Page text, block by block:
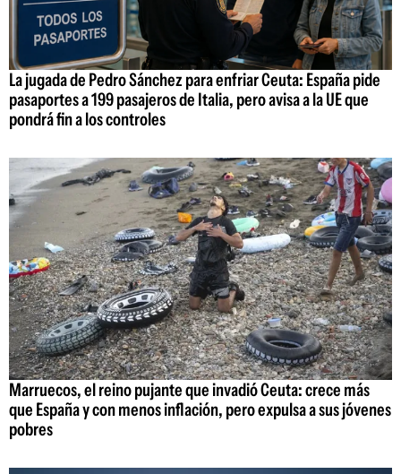
La jugada de Pedro Sánchez para enfriar Ceuta: España pide
pasaportes a 199 pasajeros de Italia, pero avisa a la UE que
pondrá fin a los controles
Marruecos, el reino pujante que invadió Ceuta: crece más
que España y con menos inflación, pero expulsa a sus jóvenes
pobres